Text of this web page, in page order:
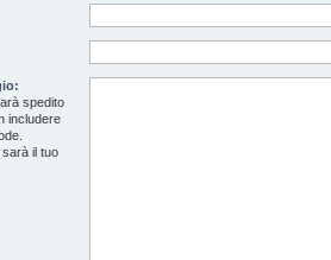
spedito
includere
sarà il tuo